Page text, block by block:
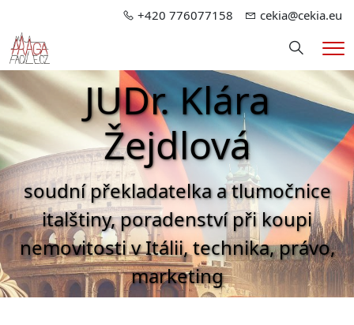
+420 776077158 cekia@cekia.eu
Hledání
JUDr. Klára
Žejdlová
soudní překladatelka a tlumočnice
italštiny, poradenství při koupi
nemovitosti v Itálii, technika, právo,
marketing